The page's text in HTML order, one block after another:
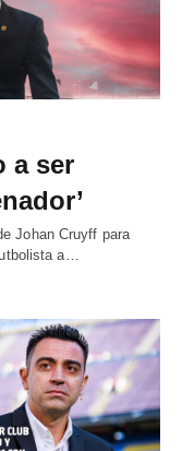
a ser
Johan Cruyff para
a…